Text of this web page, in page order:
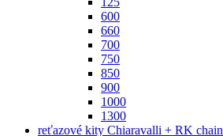
600
660
700
750
850
900
1000
1300
reťazové kity Chiaravalli + RK chain